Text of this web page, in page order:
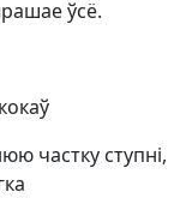
ўсё.
частку ступні,